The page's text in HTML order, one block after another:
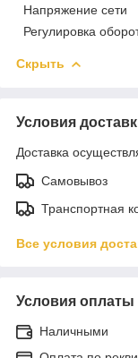
Напряжение сети
Регулировка
Скрыть
Условия
Доставка
Самовывоз
Транспортная
Все условия
Условия оплаты
Наличными